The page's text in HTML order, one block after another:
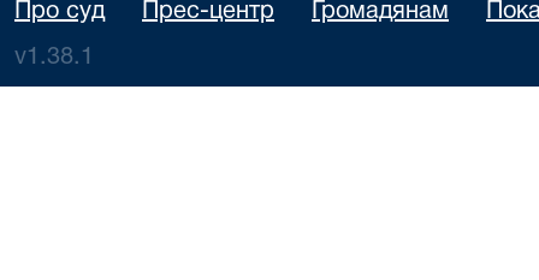
Про суд Прес-центр Громадянам
v1.38.1